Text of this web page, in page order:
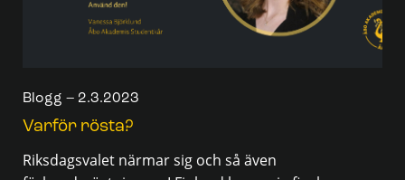
Blogg – 2.3.2023
Varför rösta?
Riksdagsvalet närmar sig och så även